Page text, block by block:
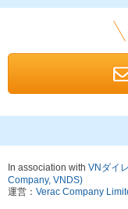
In association with VNダイ
Company, VNDS)
運営： Verac Company